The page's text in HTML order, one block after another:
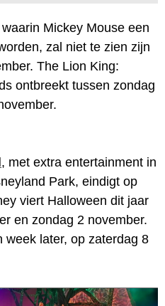
Mickey Mouse een
zal niet te zien zijn
The Lion King:
ontbreekt tussen zondag
, met extra entertainment in
Park, eindigt op
viert Halloween dit jaar
en zondag 2 november.
week later, op zaterdag 8